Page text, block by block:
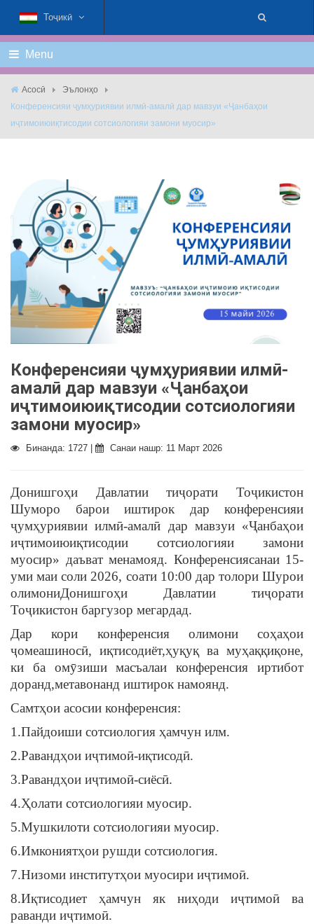
Тоҷикӣ
Menu
Асосӣ
Эълонҳо
Конференсияи ҷумҳуриявии илмӣ-амалӣ дар мавзуи «Ҷанбаҳои
иҷтимоиюиқтисодии сотсиологияи замони муосир»
Конференсияи ҷумҳуриявии илмӣ-
амалӣ дар мавзуи «Ҷанбаҳои
иҷтимоиюиқтисодии сотсиологияи
замони муосир»
Бинанда: 1727 | Санаи нашр: 11 Март 2026
Донишгоҳи Давлатии тиҷорати Тоҷикистон
Шуморо барои иштирок дар конференсияи
ҷумҳуриявии илмӣ-амалӣ дар мавзуи «Ҷанбаҳои
иҷтимоиюиқтисодии сотсиологияи замони
муосир» даъват менамояд. Конференсиясанаи 15-
уми маи соли 2026, соати 10:00 дар толори Шурои
олимониДонишгоҳи Давлатии тиҷорати
Тоҷикистон баргузор мегардад.
Дар кори конференсия олимони соҳаҳои
ҷомеашиносӣ, иқтисодиёт,ҳуқуқ ва муҳаққиқоне,
ки ба омӯзиши масъалаи конференсия иртибот
доранд,метавонанд иштирок намоянд.
Самтҳои асосии конференсия:
1.Пайдоиши сотсиология ҳамчун илм.
2.Равандҳои иҷтимоӣ-иқтисодӣ.
3.Равандҳои иҷтимоӣ-сиёсӣ.
4.Ҳолати сотсиологияи муосир.
5.Мушкилоти сотсиологияи муосир.
6.Имкониятҳои рушди сотсиология.
7.Низоми институтҳои муосири иҷтимоӣ.
8.Иқтисодиет ҳамчун як ниҳоди иҷтимоӣ ва
раванди иҷтимоӣ.